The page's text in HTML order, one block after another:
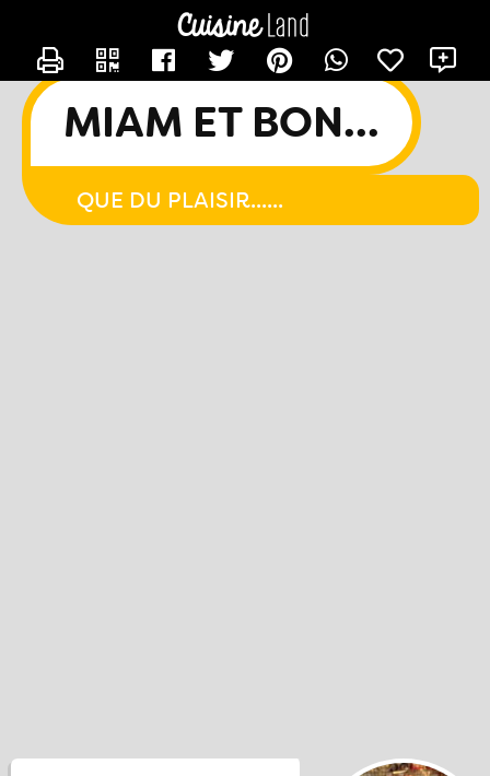
MIAM ET BON...
QUE DU PLAISIR......
CONTACTER CHACHA44